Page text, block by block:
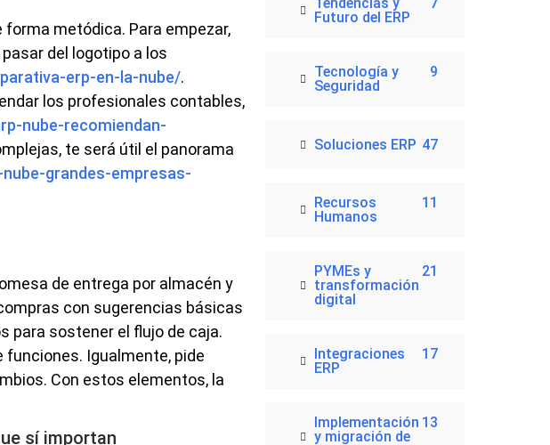
metódica. Para empezar,
del logotipo a los
erp-en-la-nube/.
los profesionales contables,
nube-recomiendan-
te será útil el panorama
grandes-empresas-
de entrega por almacén y
con sugerencias básicas
para sostener el flujo de caja.
funciones. Igualmente, pide
Con estos elementos, la
sí importan
Futuro del ERP
Tecnología y
Seguridad
9
Soluciones ERP 47
Recursos
Humanos
11
PYMEs y
transformación
digital
21
Integraciones
ERP
17
Implementación
y migración de
13